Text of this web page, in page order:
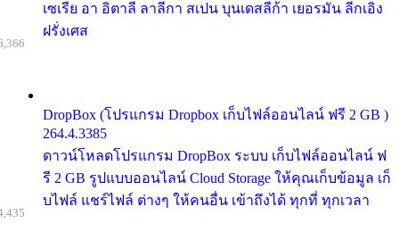
เซเรีย อา อิตาลี ลาลีกา สเปน บุนเดสลีก้า เยอรมัน ลีกเอิง
ฝรั่งเศส
DropBox (โปรแกรม Dropbox เก็บไฟล์ออนไลน์ ฟรี 2 GB )
264.4.3385
ดาวน์โหลดโปรแกรม DropBox ระบบ เก็บไฟล์ออนไลน์ ฟ
รี 2 GB รูปแบบออนไลน์ Cloud Storage ให้คุณเก็บข้อมูล เก็
บไฟล์ แชร์ไฟล์ ต่างๆ ให้คนอื่น เข้าถึงได้ ทุกที่ ทุกเวลา